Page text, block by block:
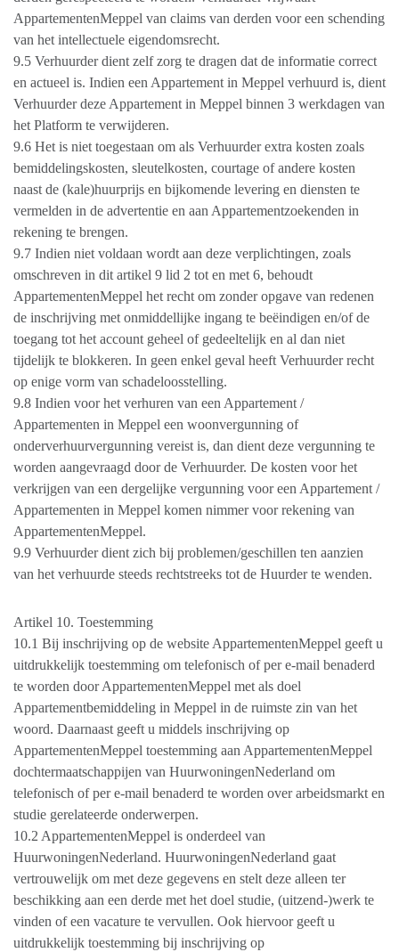
AppartementenMeppel van claims van derden voor een schending
van het intellectuele eigendomsrecht.
9.5 Verhuurder dient zelf zorg te dragen dat de informatie correct
en actueel is. Indien een Appartement in Meppel verhuurd is, dient
Verhuurder deze Appartement in Meppel binnen 3 werkdagen van
het Platform te verwijderen.
9.6 Het is niet toegestaan om als Verhuurder extra kosten zoals
bemiddelingskosten, sleutelkosten, courtage of andere kosten
naast de (kale)huurprijs en bijkomende levering en diensten te
vermelden in de advertentie en aan Appartementzoekenden in
rekening te brengen.
9.7 Indien niet voldaan wordt aan deze verplichtingen, zoals
omschreven in dit artikel 9 lid 2 tot en met 6, behoudt
AppartementenMeppel het recht om zonder opgave van redenen
de inschrijving met onmiddellijke ingang te beëindigen en/of de
toegang tot het account geheel of gedeeltelijk en al dan niet
tijdelijk te blokkeren. In geen enkel geval heeft Verhuurder recht
op enige vorm van schadeloosstelling.
9.8 Indien voor het verhuren van een Appartement /
Appartementen in Meppel een woonvergunning of
onderverhuurvergunning vereist is, dan dient deze vergunning te
worden aangevraagd door de Verhuurder. De kosten voor het
verkrijgen van een dergelijke vergunning voor een Appartement /
Appartementen in Meppel komen nimmer voor rekening van
AppartementenMeppel.
9.9 Verhuurder dient zich bij problemen/geschillen ten aanzien
van het verhuurde steeds rechtstreeks tot de Huurder te wenden.
Artikel 10. Toestemming
10.1 Bij inschrijving op de website AppartementenMeppel geeft u
uitdrukkelijk toestemming om telefonisch of per e-mail benaderd
te worden door AppartementenMeppel met als doel
Appartementbemiddeling in Meppel in de ruimste zin van het
woord. Daarnaast geeft u middels inschrijving op
AppartementenMeppel toestemming aan AppartementenMeppel
dochtermaatschappijen van HuurwoningenNederland om
telefonisch of per e-mail benaderd te worden over arbeidsmarkt en
studie gerelateerde onderwerpen.
10.2 AppartementenMeppel is onderdeel van
HuurwoningenNederland. HuurwoningenNederland gaat
vertrouwelijk om met deze gegevens en stelt deze alleen ter
beschikking aan een derde met het doel studie, (uitzend-)werk te
vinden of een vacature te vervullen. Ook hiervoor geeft u
uitdrukkelijk toestemming bij inschrijving op